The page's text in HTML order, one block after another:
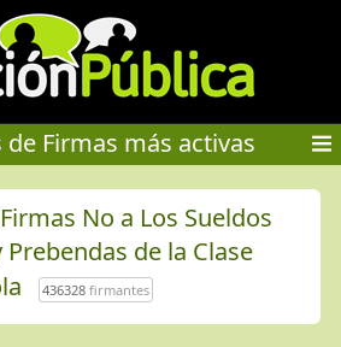
de Firmas más activas
No a Los Sueldos
de la Clase
436328firmantes